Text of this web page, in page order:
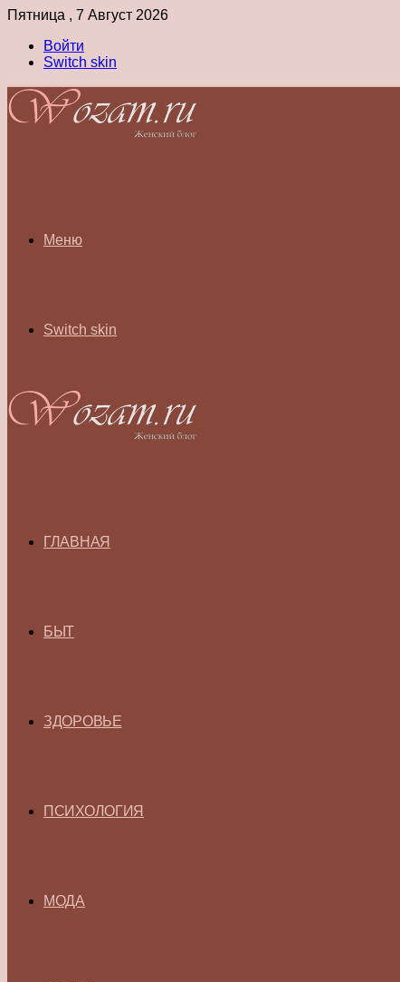
Пятница , 7 Август 2026
Войти
Switch skin
Меню
Switch skin
ГЛАВНАЯ
БЫТ
ЗДОРОВЬЕ
ПСИХОЛОГИЯ
МОДА